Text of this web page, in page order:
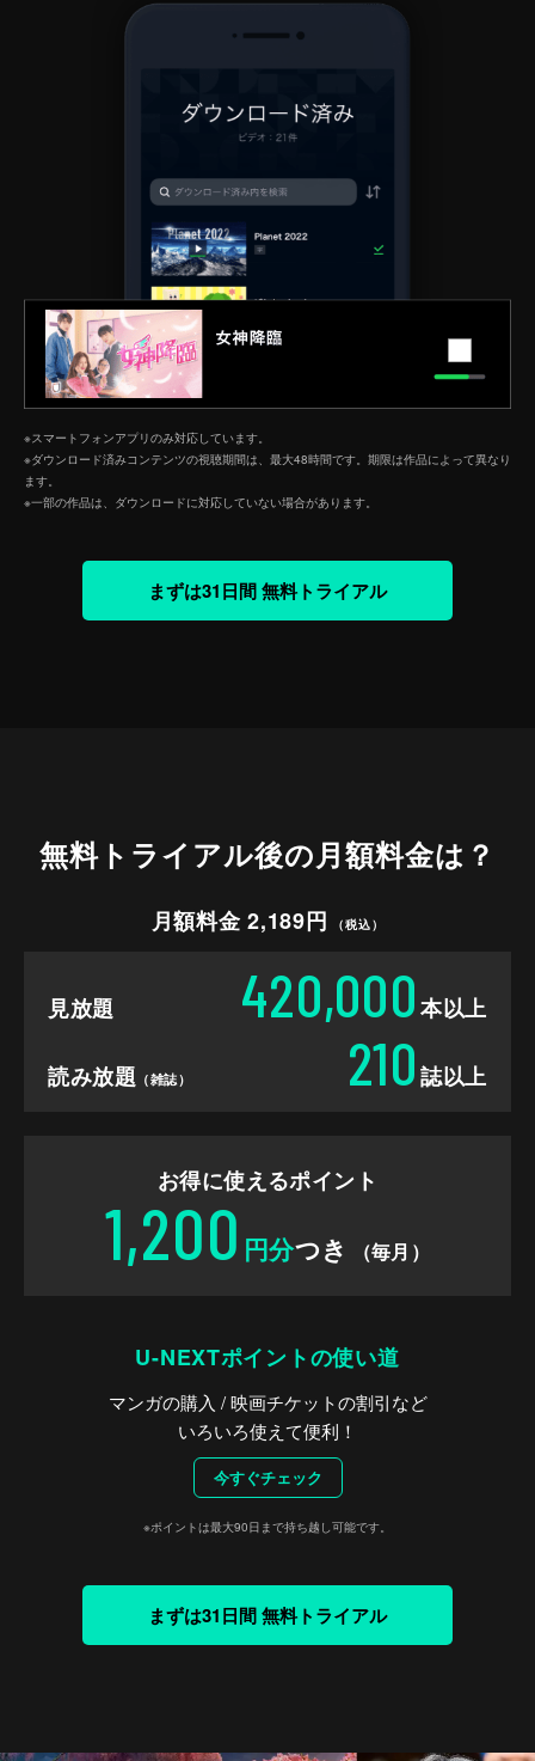
※スマートフォンアプリのみ対応しています。
※ダウンロード済みコンテンツの視聴期間は、最大48時間です。期限は作品によって異なり
ます。
※一部の作品は、ダウンロードに対応していない場合があります。
まずは31日間 無料トライアル
無料トライアル後の月額料金は？
月額料金 2,189円 （税込）
見放題 420,000 本以上
読み放題 （雑誌） 210 誌以上
お得に使えるポイント
1,200 円分つき （毎月）
U-NEXTポイントの使い道
マンガの購入 / 映画チケットの割引など
いろいろ使えて便利！
今すぐチェック
※ポイントは最大90日まで持ち越し可能です。
まずは31日間 無料トライアル